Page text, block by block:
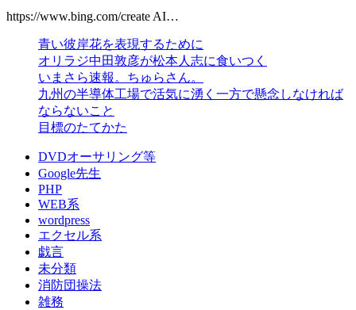
https://www.bing.com/create AI…
青い彼岸花を表現するために
オリラジ中田敦彦が松本人志に食いつく
いまさら速報。ちゅらさん。
九州の半導体工場で活気に湧く一方で懸念しなければ
ならないこと
目標のたてかた
DVDオーサリング等
Google先生
PHP
WEB系
wordpress
エクセル系
戯言
未分類
消防団操法
雑務